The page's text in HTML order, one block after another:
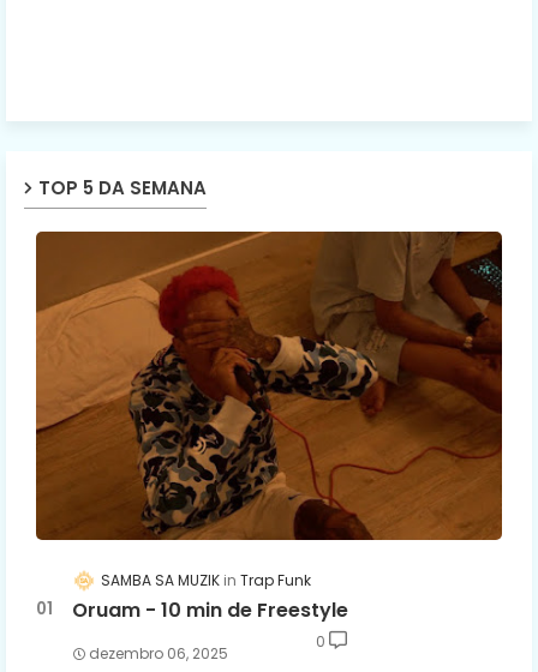
TOP 5 DA SEMANA
SAMBA SA MUZIK Trap Funk
Oruam - 10 min de Freestyle
dezembro 06, 2025
0